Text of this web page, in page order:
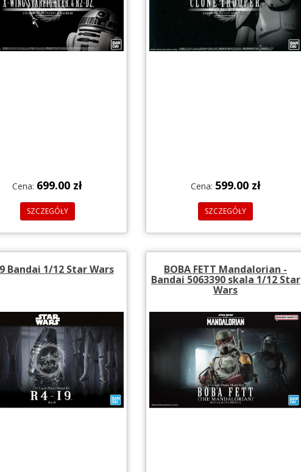
Cena: 699.00 zł
SZCZEGÓŁY
Cena: 599.00 zł
SZCZEGÓŁY
Bandai 1/12 Star Wars BOBA FETT Mandalorian -
Bandai 5063390 skala 1/12 Star
Wars